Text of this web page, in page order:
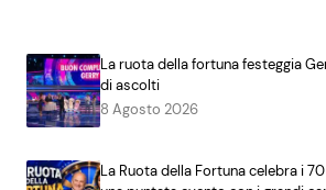
La ruota della fortuna festeggia
di ascolti
8 Agosto 2026
La Ruota della Fortuna celebra i